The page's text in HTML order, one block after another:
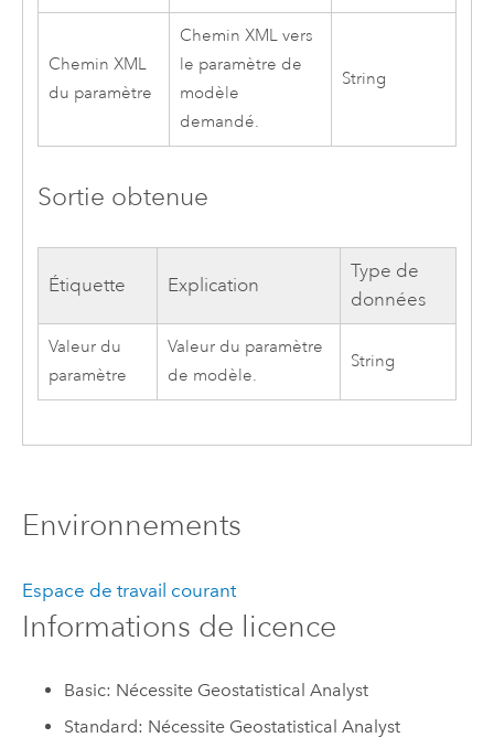
Chemin XML
du paramètre
Chemin XML vers
le paramètre de
modèle
demandé.
String
Sortie obtenue
Étiquette Explication
Type de
données
Valeur du
paramètre
Valeur du paramètre
de modèle.
String
Environnements
Espace de travail courant
Informations de licence
Basic: Nécessite Geostatistical Analyst
Standard: Nécessite Geostatistical Analyst